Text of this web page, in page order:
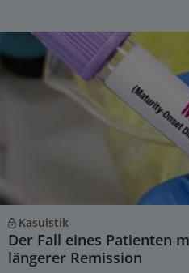
Kasuistik
Der Fall eines Patienten
längerer Remission